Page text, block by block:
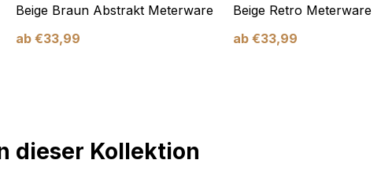
Beige Braun Abstrakt Meterware
ab €33,99
Beige Retro Meterware
ab €33,99
dieser Kollektion